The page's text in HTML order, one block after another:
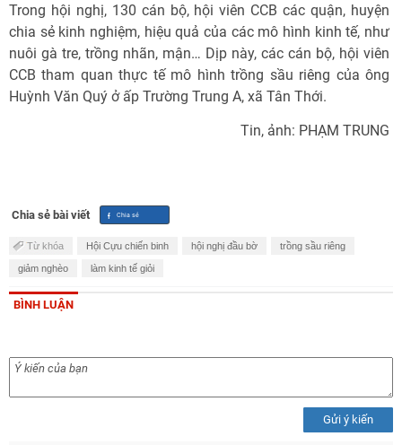
Trong hội nghị, 130 cán bộ, hội viên CCB các quận, huyện
chia sẻ kinh nghiệm, hiệu quả của các mô hình kinh tế, như
nuôi gà tre, trồng nhãn, mận… Dịp này, các cán bộ, hội viên
CCB tham quan thực tế mô hình trồng sầu riêng của ông
Huỳnh Văn Quý ở ấp Trường Trung A, xã Tân Thới.
Tin, ảnh: PHẠM TRUNG
Chia sẻ bài viết
Từ khóa Hội Cựu chiến binh hội nghị đầu bờ trồng sầu riêng
giảm nghèo làm kinh tế giỏi
BÌNH LUẬN
Gửi ý kiến